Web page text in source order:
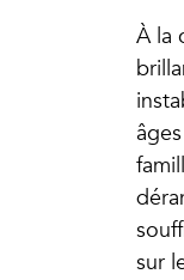
À la
sur